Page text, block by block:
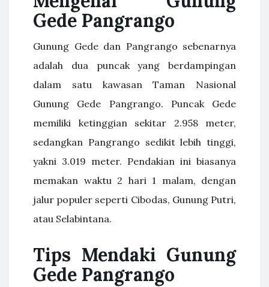
Gede Pangrango
Gunung Gede dan Pangrango sebenarnya
adalah dua puncak yang berdampingan
dalam satu kawasan Taman Nasional
Gunung Gede Pangrango. Puncak Gede
memiliki ketinggian sekitar 2.958 meter,
sedangkan Pangrango sedikit lebih tinggi,
yakni 3.019 meter. Pendakian ini biasanya
memakan waktu 2 hari 1 malam, dengan
jalur populer seperti Cibodas, Gunung Putri,
atau Selabintana.
Tips Mendaki Gunung
Gede Pangrango